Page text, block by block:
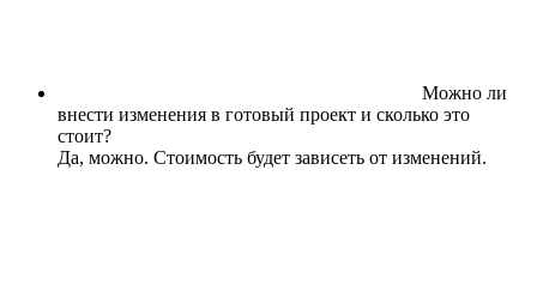
Можно ли
внести изменения в готовый проект и сколько это
стоит?
Да, можно. Стоимость будет зависеть от изменений.